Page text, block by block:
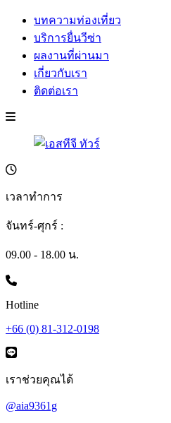
บทความท่องเที่ยว
บริการยื่นวีซ่า
ผลงานที่ผ่านมา
เกี่ยวกับเรา
ติดต่อเรา
เวลาทำการ
จันทร์-ศุกร์ :
09.00 - 18.00 น.
Hotline
+66 (0) 81-312-0198
เราช่วยคุณได้
@aia9361g